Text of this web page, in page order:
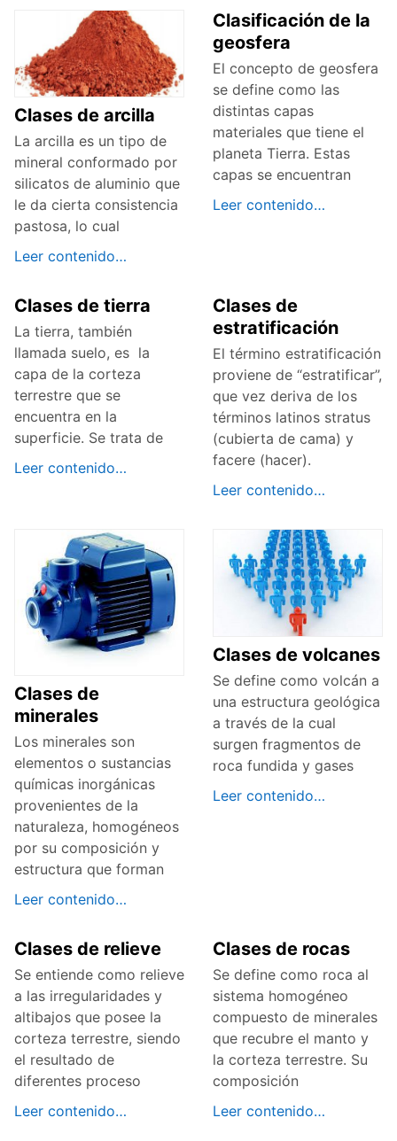
Clases de arcilla
La arcilla es un tipo de
mineral conformado por
silicatos de aluminio que
le da cierta consistencia
pastosa, lo cual
Leer contenido…
Clasificación de la
geosfera
El concepto de geosfera
se define como las
distintas capas
materiales que tiene el
planeta Tierra. Estas
capas se encuentran
Leer contenido…
Clases de tierra
La tierra, también
llamada suelo, es la
capa de la corteza
terrestre que se
encuentra en la
superficie. Se trata de
Leer contenido…
Clases de
estratificación
El término estratificación
proviene de “estratificar”,
que vez deriva de los
términos latinos stratus
(cubierta de cama) y
facere (hacer).
Leer contenido…
Clases de
minerales
Los minerales son
elementos o sustancias
químicas inorgánicas
provenientes de la
naturaleza, homogéneos
por su composición y
estructura que forman
Leer contenido…
Clases de volcanes
Se define como volcán a
una estructura geológica
a través de la cual
surgen fragmentos de
roca fundida y gases
Leer contenido…
Clases de relieve
Se entiende como relieve
a las irregularidades y
altibajos que posee la
corteza terrestre, siendo
el resultado de
diferentes proceso
Leer contenido…
Clases de rocas
Se define como roca al
sistema homogéneo
compuesto de minerales
que recubre el manto y
la corteza terrestre. Su
composición
Leer contenido…